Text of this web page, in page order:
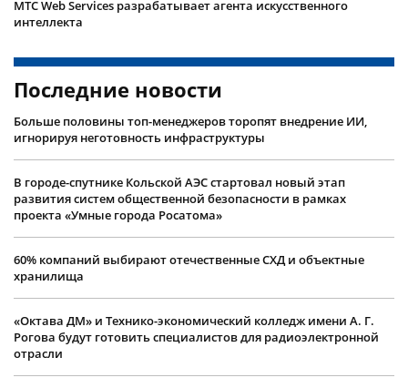
МТС Web Services разрабатывает агента искусственного
интеллекта
Последние новости
Больше половины топ-менеджеров торопят внедрение ИИ,
игнорируя неготовность инфраструктуры
В городе-спутнике Кольской АЭС стартовал новый этап
развития систем общественной безопасности в рамках
проекта «Умные города Росатома»
60% компаний выбирают отечественные СХД и объектные
хранилища
«Октава ДМ» и Технико-экономический колледж имени А. Г.
Рогова будут готовить специалистов для радиоэлектронной
отрасли